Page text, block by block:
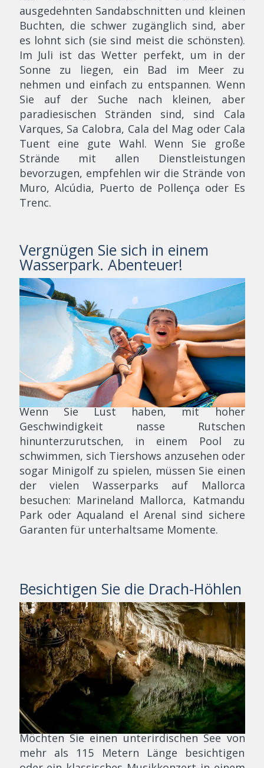
ausgedehnten Sandabschnitten und kleinen
Buchten, die schwer zugänglich sind, aber
es lohnt sich (sie sind meist die schönsten).
Im Juli ist das Wetter perfekt, um in der
Sonne zu liegen, ein Bad im Meer zu
nehmen und einfach zu entspannen. Wenn
Sie auf der Suche nach kleinen, aber
paradiesischen Stränden sind, sind Cala
Varques, Sa Calobra, Cala del Mag oder Cala
Tuent eine gute Wahl. Wenn Sie große
Strände mit allen Dienstleistungen
bevorzugen, empfehlen wir die Strände von
Muro, Alcúdia, Puerto de Pollença oder Es
Trenc.
Vergnügen Sie sich in einem
Wasserpark. Abenteuer!
Wenn Sie Lust haben, mit hoher
Geschwindigkeit nasse Rutschen
hinunterzurutschen, in einem Pool zu
schwimmen, sich Tiershows anzusehen oder
sogar Minigolf zu spielen, müssen Sie einen
der vielen Wasserparks auf Mallorca
besuchen: Marineland Mallorca, Katmandu
Park oder Aqualand el Arenal sind sichere
Garanten für unterhaltsame Momente.
Besichtigen Sie die Drach-Höhlen
Möchten Sie einen unterirdischen See von
mehr als 115 Metern Länge besichtigen